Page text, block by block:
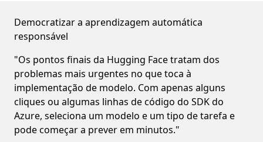
Democratizar a aprendizagem automática
responsável
"Os pontos finais da Hugging Face tratam dos
problemas mais urgentes no que toca à
implementação de modelo. Com apenas alguns
cliques ou algumas linhas de código do SDK do
Azure, seleciona um modelo e um tipo de tarefa e
pode começar a prever em minutos."